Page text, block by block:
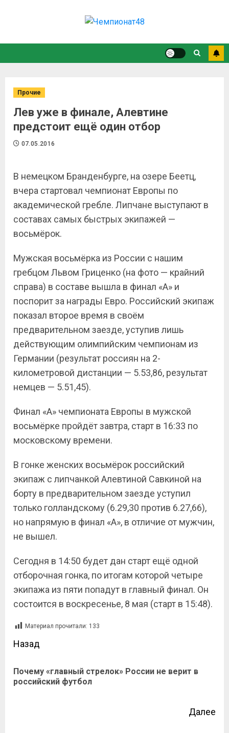
Прочие
Лев уже в финале, Алевтине
предстоит ещё один отбор
07.05.2016
В немецком Бранденбурге, на озере Беетц,
вчера стартовал чемпионат Европы по
академической гребле. Липчане выступают в
составах самых быстрых экипажей —
восьмёрок.
Мужская восьмёрка из России с нашим
гребцом Львом Гриценко (на фото — крайний
справа) в составе вышла в финал «А» и
поспорит за награды Евро. Российский экипаж
показал второе время в своём
предварительном заезде, уступив лишь
действующим олимпийским чемпионам из
Германии (результат россиян на 2-
километровой дистанции — 5.53,86, результат
немцев — 5.51,45).
Финал «А» чемпионата Европы в мужской
восьмёрке пройдёт завтра, старт в 16:33 по
московскому времени.
В гонке женских восьмёрок российский
экипаж с липчанкой Алевтиной Савкиной на
борту в предварительном заезде уступил
только голландскому (6.29,30 против 6.27,66),
но напрямую в финал «А», в отличие от мужчин,
не вышел.
Сегодня в 14:50 будет дан старт ещё одной
отборочная гонка, по итогам которой четыре
экипажа из пяти попадут в главный финал. Он
состоится в воскресенье, 8 мая (старт в 15:48).
Материал прочитали: 133
Назад
Почему «главный стрелок» России не верит в
российский футбол
Далее